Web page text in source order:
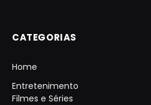
CATEGORIAS
Home
Entretenimento
Filmes e Séries